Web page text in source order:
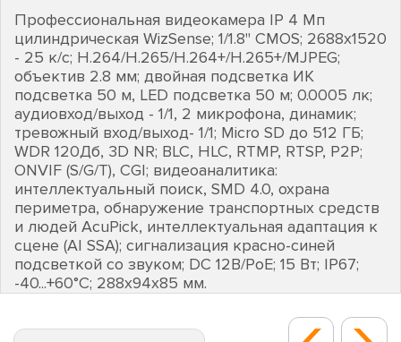
Профессиональная видеокамера IP 4 Мп
цилиндрическая WizSense; 1/1.8" CMOS; 2688х1520
- 25 к/с; H.264/H.265/H.264+/H.265+/MJPEG;
объектив 2.8 мм; двойная подсветка ИК
подсветка 50 м, LED подсветка 50 м; 0.0005 лк;
аудиовход/выход - 1/1, 2 микрофона, динамик;
тревожный вход/выход- 1/1; Micro SD до 512 ГБ;
WDR 120Дб, 3D NR; BLC, HLC, RTMP, RTSP, P2P;
ONVIF (S/G/T), CGI; видеоаналитика:
интеллектуальный поиск, SMD 4.0, охрана
периметра, обнаружение транспортных средств
и людей AcuPick, интеллектуальная адаптация к
сцене (AI SSA); сигнализация красно-синей
подсветкой со звуком; DC 12В/PoE; 15 Вт; IP67;
-40...+60°C; 288х94х85 мм.